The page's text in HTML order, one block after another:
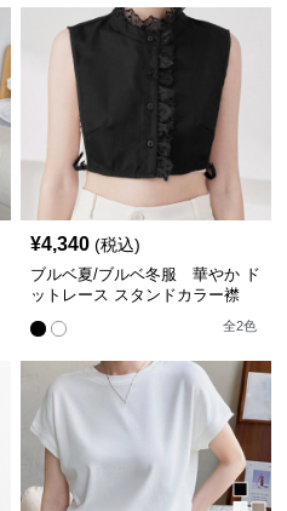
¥4,340 (税込)
ブルベ夏/ブルベ冬服 華やか ド
ットレース スタンドカラー襟
全2色